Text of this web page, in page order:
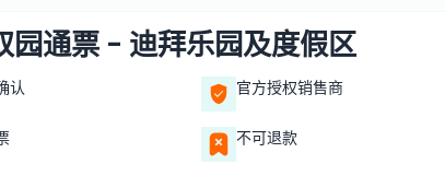
园通票 - 迪拜乐园及度假区
认 官方授权销售商
不可退款